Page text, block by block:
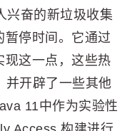
兴奋的新垃圾收集
暂停时间。它通过
现这一点，这些热
并开辟了一些其他
11中作为实验性